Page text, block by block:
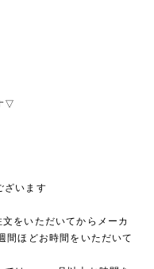
▽
ざいます
をいただいてからメーカ
間ほどお時間をいただいて